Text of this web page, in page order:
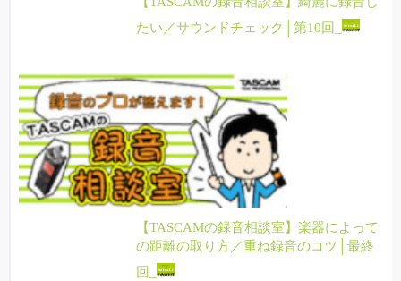
たい／サウンドチェック│第10回_
【TASCAMの録音相談室】楽器によって
の距離の取り方／重ね録音のコツ│最終
回_